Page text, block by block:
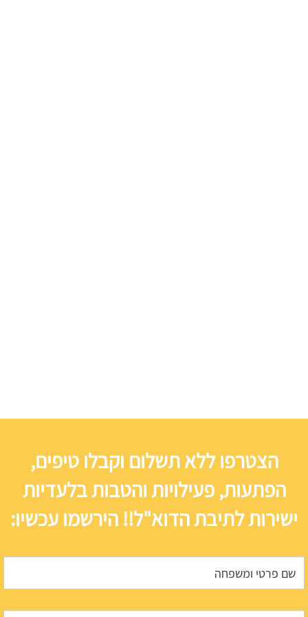
הצטרפו ללא תשלום וקבלו טיפים,
הפתעות, פעילויות והטבות בלעדיות
ישירות לתיבת הדוא"ל!! הירשמו עכשיו: